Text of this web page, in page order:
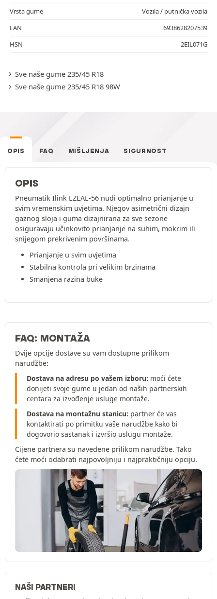
Vrsta gume
Vozila / putnička vozila
EAN
6938628207539
HSN
2EIL071G
Sve naše gume 235/45 R18
Sve naše gume 235/45 R18 98W
OPIS FAQ MIŠLJENJA SIGURNOST
OPIS
Pneumatik Ilink LZEAL-56 nudi optimalno prianjanje u
svim vremenskim uvjetima. Njegov asimetrični dizajn
gaznog sloja i guma dizajnirana za sve sezone
osiguravaju učinkovito prianjanje na suhim, mokrim ili
snijegom prekrivenim površinama.
Prianjanje u svim uvjetima
Stabilna kontrola pri velikim brzinama
Smanjena razina buke
FAQ: MONTAŽA
Dvije opcije dostave su vam dostupne prilikom
narudžbe:
Dostava na adresu po vašem izboru: moći ćete
donijeti svoje gume u jedan od naših partnerskih
centara za izvođenje usluge montaže.
Dostava na montažnu stanicu: partner će vas
kontaktirati po primitku vaše narudžbe kako bi
dogovorio sastanak i izvršio uslugu montaže.
Cijene partnera su navedene prilikom narudžbe. Tako
ćete moći odabrati najpovoljniju i najpraktičniju opciju.
NAŠI PARTNERI